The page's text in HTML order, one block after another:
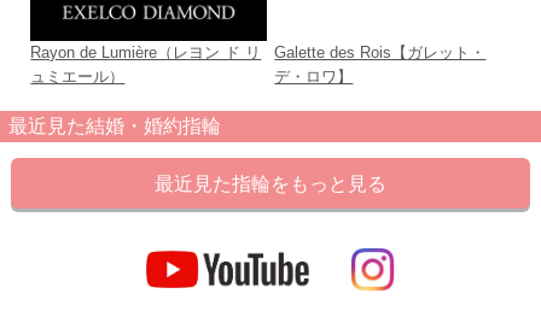
Rayon de Lumière（レヨン ド リ
ュミエール）
Galette des Rois【ガレット・
デ・ロワ】
最近見た結婚・婚約指輪
最近見た指輪をもっと見る